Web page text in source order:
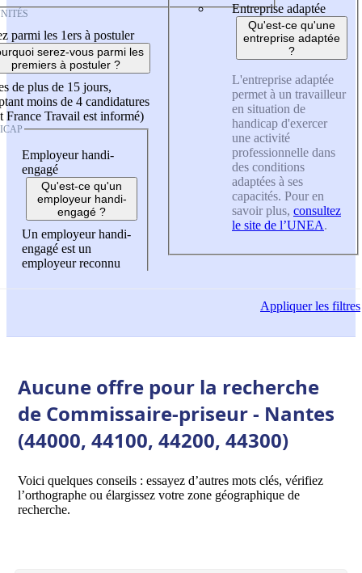
parmi les 1ers à postuler
serez-vous parmi les
premiers à postuler ?
de plus de 15 jours,
moins de 4 candidatures
France Travail est informé)
Employeur handi-
engagé
Qu'est-ce qu'un
employeur handi-
engagé ?
Un employeur handi-
engagé est un
employeur reconnu
Entreprise adaptée
Qu'est-ce qu'une
entreprise adaptée
?
L'entreprise adaptée
permet à un travailleur
en situation de
handicap d'exercer
une activité
professionnelle dans
des conditions
adaptées à ses
capacités. Pour en
savoir plus, consultez
le site de l’UNEA.
Appliquerles filtres
Aucune offre pour la recherche
de Commissaire-priseur - Nantes
(44000, 44100, 44200, 44300)
Voici quelques conseils : essayez d’autres mots clés, vérifiez
l’orthographe ou élargissez votre zone géographique de
recherche.